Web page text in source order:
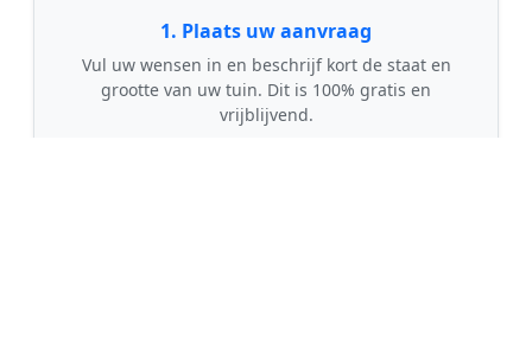
1. Plaats uw aanvraag
Vul uw wensen in en beschrijf kort de staat en
grootte van uw tuin. Dit is 100% gratis en
vrijblijvend.